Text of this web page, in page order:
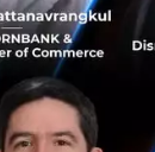
ที่ส่ง
อีเมล